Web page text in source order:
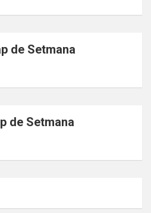
de Setmana
de Setmana